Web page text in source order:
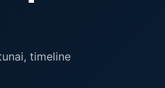
timeline